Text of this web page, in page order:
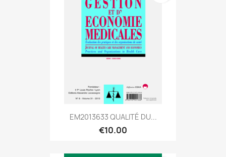
EM2013633 QUALITÉ DU...
€10.00